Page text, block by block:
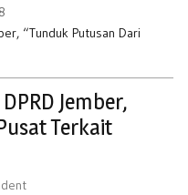
“Tunduk Putusan Dari
Jember,
Terkait